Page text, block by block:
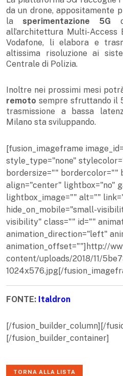
da un drone, appositamente
la sperimentazione 5G
all’architettura Multi-Access
Vodafone, li elabora e
altissima risoluzione ai
Centrale di Polizia.
Inoltre nei prossimi mesi
remoto sempre sfruttando il
trasmissione a bassa
Milano sta sviluppando.
[fusion_imageframe
style_type="none"
bordersize="" bordercolor=""
align="center" lightbox="no"
lightbox_image="" alt=""
hide_on_mobile="small-
visibility" class="" id=""
animation_direction="left"
animation_offset=""]http://
content/uploads/2018/11/
1024x576.jpg[/
FONTE: Italdron
[/fusion_builder_column][/
[/fusion_builder_container]
TORNA ALLA LISTA